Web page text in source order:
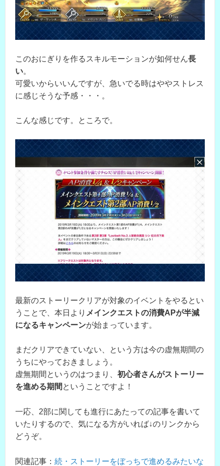
このおにぎりを作るスキルモーションが如何せん長
い。
可愛いからいいんですが、急いでる時はややストレス
に感じそうな予感・・・。
こんな感じです。ところで。
最新のストーリークリアが対象のイベントをやるとい
うことで、本日より メインクエストの消費APが半減
になるキャンペーンが始まっています。
まだクリアできていない、という方は今の虚無期間の
うちにやっておきましょう。
虚無期間というのはつまり、 初心者さんがストーリー
を進める期間 ということですよ！
一応、2部に関しても進行にあたっての記事を書いて
いたりするので、気になる方がいれば↓のリンクから
どうぞ。
関連記事： 続・ストーリーをぼっちで進めるみたいな